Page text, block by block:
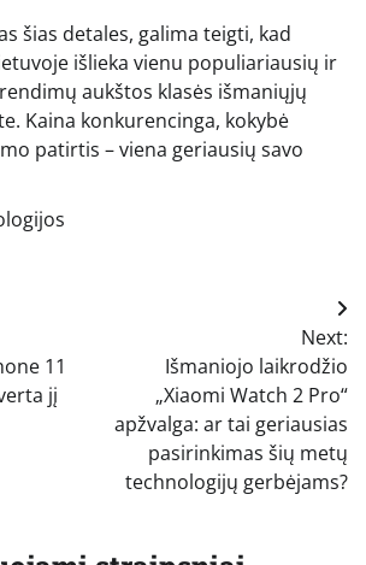
šias detales, galima teigti, kad
išlieka vienu populiariausių ir
aukštos klasės išmaniųjų
Kaina konkurencinga, kokybė
patirtis – viena geriausių savo
11
jį
Next:
Išmaniojo laikrodžio
„Xiaomi Watch 2 Pro“
apžvalga: ar tai geriausias
pasirinkimas šių metų
technologijų gerbėjams?